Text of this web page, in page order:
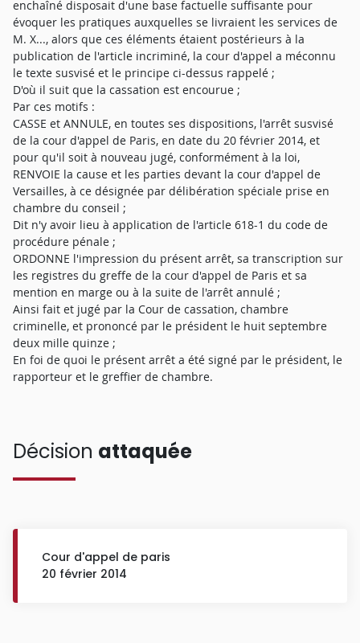
enchaîné disposait d'une base factuelle suffisante pour
évoquer les pratiques auxquelles se livraient les services de
M. X..., alors que ces éléments étaient postérieurs à la
publication de l'article incriminé, la cour d'appel a méconnu
le texte susvisé et le principe ci-dessus rappelé ;
D'où il suit que la cassation est encourue ;
Par ces motifs :
CASSE et ANNULE, en toutes ses dispositions, l'arrêt susvisé
de la cour d'appel de Paris, en date du 20 février 2014, et
pour qu'il soit à nouveau jugé, conformément à la loi,
RENVOIE la cause et les parties devant la cour d'appel de
Versailles, à ce désignée par délibération spéciale prise en
chambre du conseil ;
Dit n'y avoir lieu à application de l'article 618-1 du code de
procédure pénale ;
ORDONNE l'impression du présent arrêt, sa transcription sur
les registres du greffe de la cour d'appel de Paris et sa
mention en marge ou à la suite de l'arrêt annulé ;
Ainsi fait et jugé par la Cour de cassation, chambre
criminelle, et prononcé par le président le huit septembre
deux mille quinze ;
En foi de quoi le présent arrêt a été signé par le président, le
rapporteur et le greffier de chambre.
Décision attaquée
Cour d'appel de paris
20 février 2014